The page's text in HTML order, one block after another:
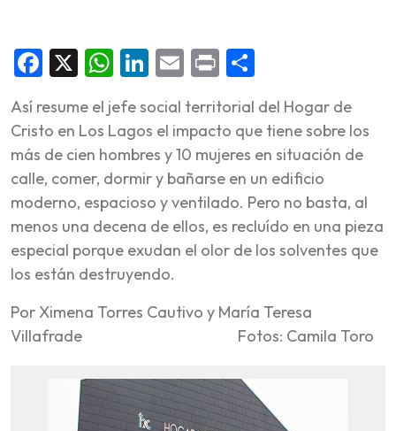
Facebook
X WhatsApp
LinkedIn
Email
Print
Así resume el jefe social territorial del Hogar de
Cristo en Los Lagos el impacto que tiene sobre los
más de cien hombres y 10 mujeres en situación de
calle, comer, dormir y bañarse en un edificio
moderno, espacioso y ventilado. Pero no basta, al
menos una decena de ellos, es recluído en una pieza
especial porque exudan el olor de los solventes que
los están destruyendo.
Por Ximena Torres Cautivo y María Teresa
Villafrade Fotos: Camila Toro